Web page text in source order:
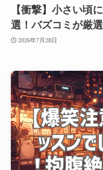
【衝撃】小さい頃
選！バズコミが厳選
2026年7月28日